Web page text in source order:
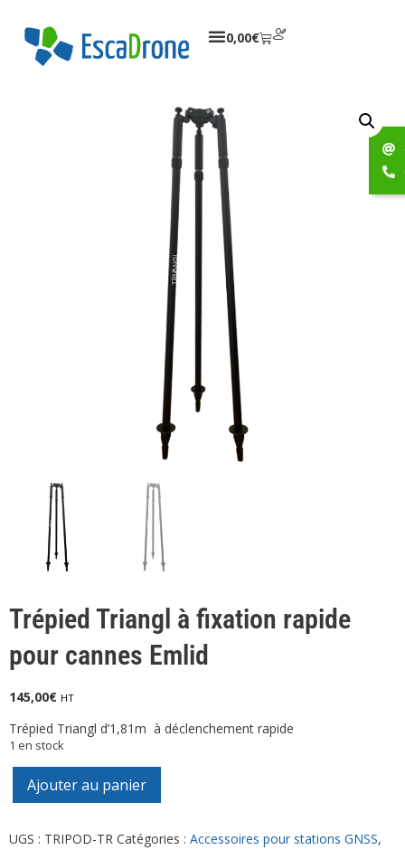
0,00€
Trépied Triangl à fixation rapide
pour cannes Emlid
145,00€ HT
Trépied Triangl d’1,81m à déclenchement rapide
1 en stock
Ajouter au panier
UGS : TRIPOD-TR Catégories : Accessoires pour stations GNSS,